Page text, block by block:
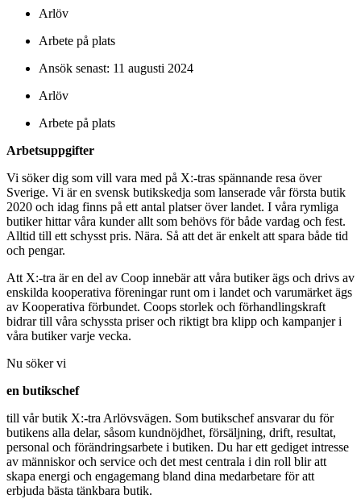
Arlöv
Arbete på plats
Ansök senast: 11 augusti 2024
Arlöv
Arbete på plats
Arbetsuppgifter
Vi söker dig som vill vara med på X:-tras spännande resa över
Sverige. Vi är en svensk butikskedja som lanserade vår första butik
2020 och idag finns på ett antal platser över landet. I våra rymliga
butiker hittar våra kunder allt som behövs för både vardag och fest.
Alltid till ett schysst pris. Nära. Så att det är enkelt att spara både tid
och pengar.
Att X:-tra är en del av Coop innebär att våra butiker ägs och drivs av
enskilda kooperativa föreningar runt om i landet och varumärket ägs
av Kooperativa förbundet. Coops storlek och förhandlingskraft
bidrar till våra schyssta priser och riktigt bra klipp och kampanjer i
våra butiker varje vecka.
Nu söker vi
en butikschef
till vår butik X:-tra Arlövsvägen. Som butikschef ansvarar du för
butikens alla delar, såsom kundnöjdhet, försäljning, drift, resultat,
personal och förändringsarbete i butiken. Du har ett gediget intresse
av människor och service och det mest centrala i din roll blir att
skapa energi och engagemang bland dina medarbetare för att
erbjuda bästa tänkbara butik.